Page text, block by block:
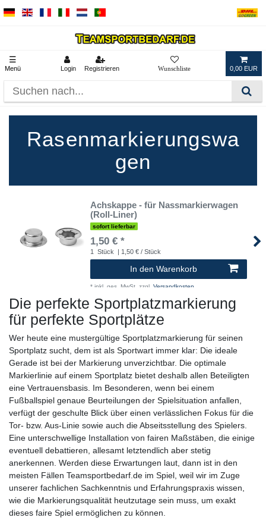
☰
Menü Login Registrieren 0,00 EUR
Rasenmarkierungswa
gen
Achskappe - für Nassmarkierwagen
(Roll-Liner)
sofort lieferbar
1,50 € *
1 Stück | 1,50 € / Stück
In den Warenkorb
* inkl. ges. MwSt. zzgl. Versandkosten
Die perfekte Sportplatzmarkierung
für perfekte Sportplätze
Wer heute eine mustergültige Sportplatzmarkierung für seinen
Sportplatz sucht, dem ist als Sportwart immer klar: Die ideale
Gerade ist bei der Markierung unverzichtbar. Die optimale
Markierlinie auf einem Sportplatz bietet deshalb allen Beteiligten
eine Vertrauensbasis. Im Besonderen, wenn bei einem
Fußballspiel genaue Beurteilungen der Spielsituation anfallen,
verfügt der geschulte Blick über einen verlässlichen Fokus für die
Tor- bzw. Aus-Linie sowie auch die Abseitsstellung des Spielers.
Eine unterschwellige Installation von fairen Maßstäben, die einige
eventuell debattieren, allesamt letztendlich aber stetig
anerkennen. Werden diese Erwartungen laut, dann ist in den
meisten Fällen Teamsportbedarf.de im Spiel, weil wir im Zuge
unserer fachlichen Sachkenntnis und Erfahrungspraxis wissen,
wie die Markierungsqualität heutzutage sein muss, um exakt
dieses faire Spiel ermöglichen zu können.